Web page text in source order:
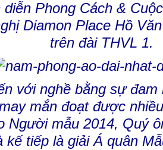
Phong Cách &
Diamon Place Hồ
trên đài THVL 1.
với nghề bằng sự
mắn đoạt được
Người mẫu 2014, Quý
kế tiếp là giải Á quân